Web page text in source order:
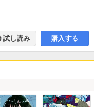
試し読み 購入する